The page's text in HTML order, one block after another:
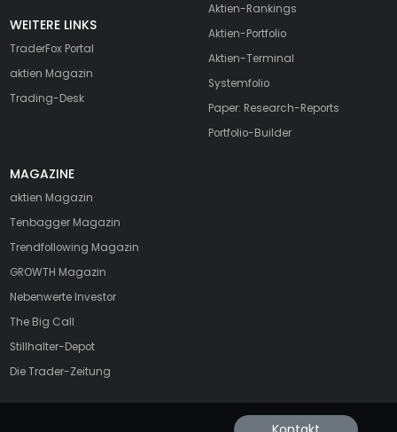
WEITERE LINKS
TraderFox Portal
aktien Magazin
Trading-Desk
Aktien-Rankings
Aktien-Portfolio
Aktien-Terminal
Systemfolio
Paper: Research-Reports
Portfolio-Builder
MAGAZINE
aktien Magazin
Tenbagger Magazin
Trendfollowing Magazin
GROWTH Magazin
Nebenwerte Investor
The Big Call
Stillhalter-Depot
Die Trader-Zeitung